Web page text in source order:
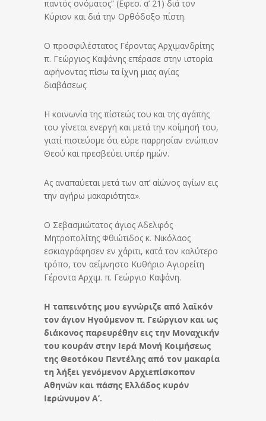
παντός ονόματος” (Εφεσ. α’ 21) διά τον
Κύριον και διά την Ορθόδοξο πίστη.
Ο προσφιλέστατος Γέροντας Αρχιμανδρίτης
π. Γεώργιος Καψάνης επέρασε στην ιστορία
αφήνοντας πίσω τα ίχνη μιας αγίας
διαβάσεως.
Η κοινωνία της πίστεώς του και της αγάπης
του γίνεται ενεργή και μετά την κοίμησή του,
γιατί πιστεύομε ότι εύρε παρρησίαν ενώπιον
Θεού και πρεσβεύει υπέρ ημών.
Ας αναπαύεται μετά των απ’ αίώνος αγίων εις
την αγήρω μακαριότητα».
Ο Σεβασμιώτατος άγιος Αδελφός
Μητροπολίτης Φθιώτιδος κ. Νικόλαος
εσκιαγράφησεν εν χάριτι, κατά τον καλύτερο
τρόπο, τον αείμνηστο Κυθήριο Αγιορείτη
Γέροντα Αρχιμ. π. Γεώργιο Καψάνη.
Η ταπεινότης μου εγνώριζε από λαϊκόν
τον άγιον Ηγούμενον π. Γεώργιον και ως
διάκονος παρευρέθην εις την Μοναχικήν
του κουράν στην Ιερά Μονή Κοιμήσεως
της Θεοτόκου Πεντέλης από τον μακαρία
τη λήξει γενόμενον Αρχιεπίσκοπον
Αθηνών και πάσης Ελλάδος κυρόν
Ιερώνυμον Α’.